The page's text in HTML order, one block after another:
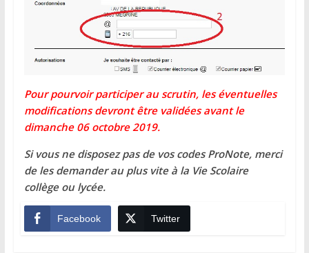
Pour pourvoir participer au scrutin, les éventuelles
modifications devront être validées avant le
dimanche 06 octobre 2019.
Si vous ne disposez pas de vos codes ProNote, merci
de les demander au plus vite à la Vie Scolaire
collège ou lycée.
Facebook Twitter